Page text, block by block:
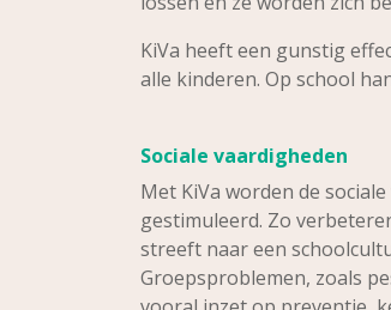
KiVa heeft een gunstig
alle kinderen. Op school
Sociale vaardigheden
Met KiVa worden de
gestimuleerd. Zo
streeft naar een
Groepsproblemen, zoals